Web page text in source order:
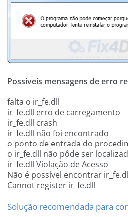
Possíveis mensagens de erro
falta o ir_fe.dll
ir_fe.dll erro de carregamento
ir_fe.dll crash
ir_fe.dll não foi encontrado
o ponto de entrada do
o ir_fe.dll não pôde ser
ir_fe.dll Violação de Acesso
Não é possível encontrar
Cannot register ir_fe.dll
Solução recomendada para